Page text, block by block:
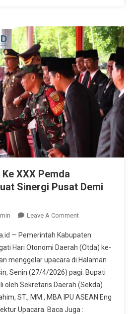
XXX Pemda
Sinergi Pusat Demi
Leave A CommentOn
Otda
Ke
XXX
Pemda
Banyuasin
Perkuat
— Pemerintah Kabupaten
Hari Otonomi Daerah (Otda) ke-
menggelar upacara di Halaman
Senin (27/4/2026) pagi.‎‎ Bupati
oleh Sekretaris Daerah (Sekda)
ST., MM., MBA IPU ASEAN Eng
Upacara. Baca Juga :